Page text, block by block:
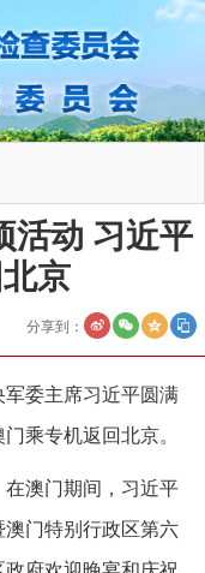
活动 习近平
京
分享到：
委主席习近平圆满
乘专机返回北京。
在澳门期间，习近平
门特别行政区第六